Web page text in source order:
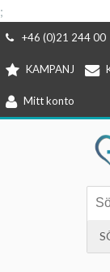
;
Hoppa
innehåll
+46 (0)21 244 00
KAMPANJ
Mitt konto